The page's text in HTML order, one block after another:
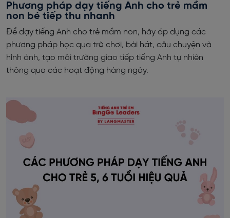
Phương pháp dạy tiếng Anh cho trẻ mầm
non bé tiếp thu nhanh
Để dạy tiếng Anh cho trẻ mầm non, hãy áp dụng các
phương pháp học qua trò chơi, bài hát, câu chuyện và
hình ảnh, tạo môi trường giao tiếp tiếng Anh tự nhiên
thông qua các hoạt động hàng ngày.